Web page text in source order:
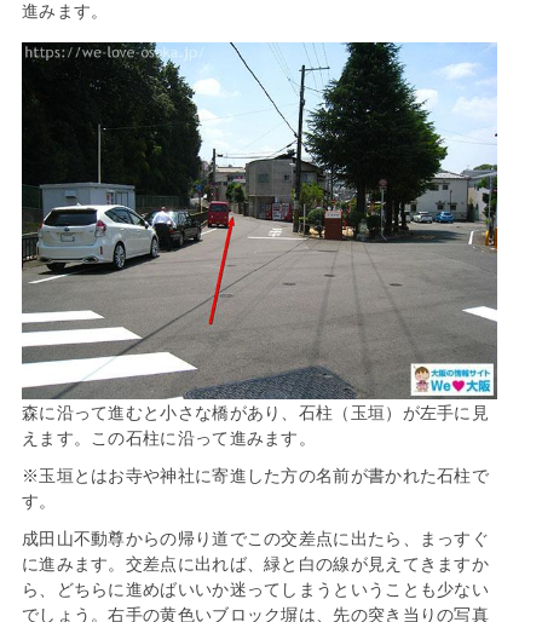
進みます。
森に沿って進むと小さな橋があり、石柱（玉垣）が左手に見
えます。この石柱に沿って進みます。
※玉垣とはお寺や神社に寄進した方の名前が書かれた石柱で
す。
成田山不動尊からの帰り道でこの交差点に出たら、まっすぐ
に進みます。交差点に出れば、緑と白の線が見えてきますか
ら、どちらに進めばいいか迷ってしまうということも少ない
でしょう。右手の黄色いブロック塀は、先の突き当りの写真